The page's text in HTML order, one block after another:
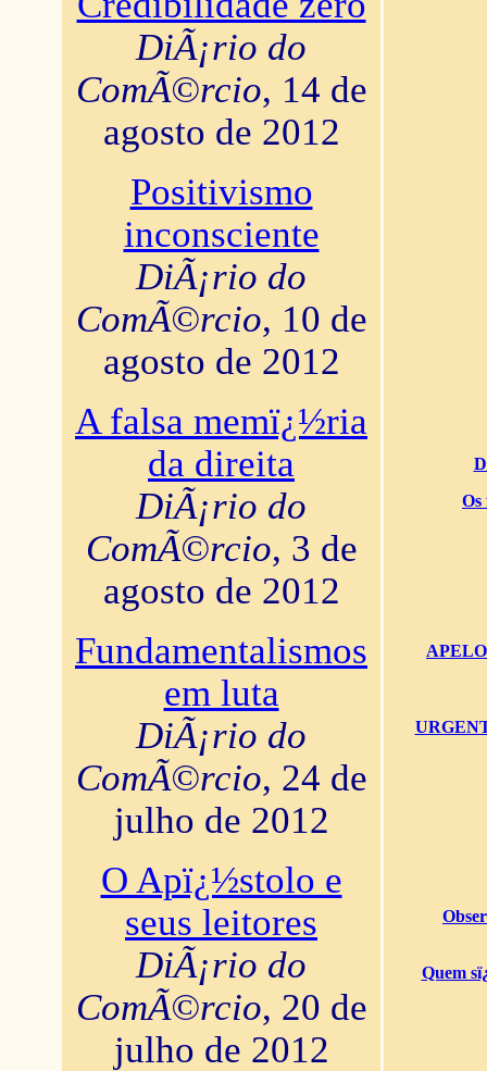
DiÃ¡rio do
ComÃ©rcio, 14 de
agosto de 2012
Positivismo
inconsciente
DiÃ¡rio do
ComÃ©rcio, 10 de
agosto de 2012
A falsa memï¿½ria
da direita
DiÃ¡rio do
ComÃ©rcio, 3 de
agosto de 2012
Fundamentalismos
em luta
DiÃ¡rio do
ComÃ©rcio, 24 de
julho de 2012
O Apï¿½stolo e
seus leitores
DiÃ¡rio do
ComÃ©rcio, 20 de
julho de 2012
Os
Quem